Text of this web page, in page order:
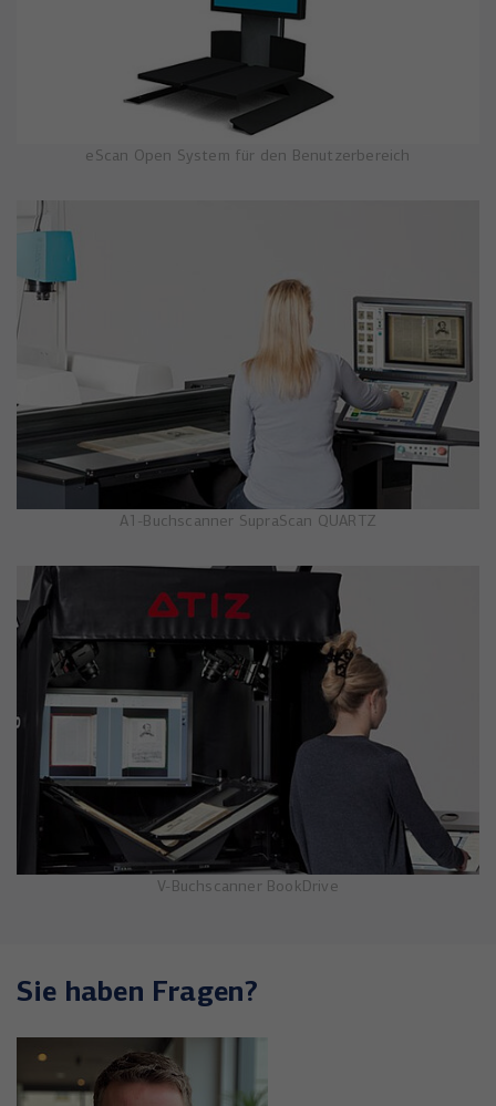
eScan Open System für den Benutzerbereich
A1-Buchscanner SupraScan QUARTZ
V-Buchscanner BookDrive
Sie haben Fragen?